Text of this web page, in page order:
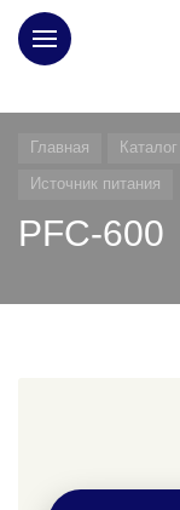
Главная Каталог
Источник питания
PFC-600